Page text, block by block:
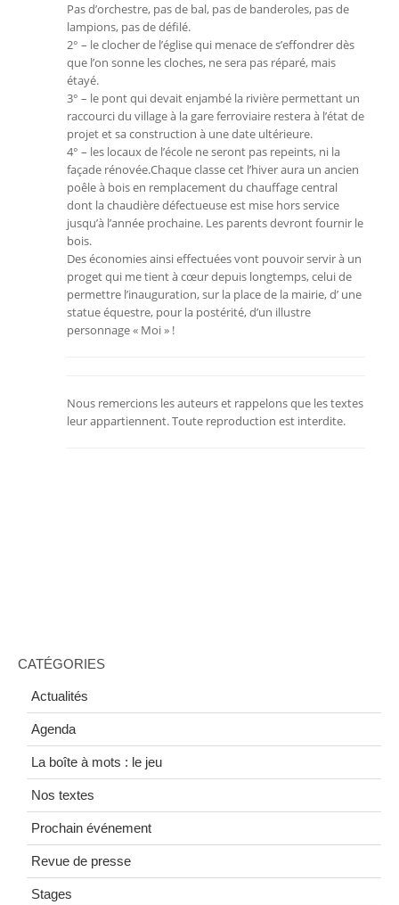
Pas d’orchestre, pas de bal, pas de banderoles, pas de
lampions, pas de défilé.
2° – le clocher de l’église qui menace de s’effondrer dès
que l’on sonne les cloches, ne sera pas réparé, mais
étayé.
3° – le pont qui devait enjambé la rivière permettant un
raccourci du village à la gare ferroviaire restera à l’état de
projet et sa construction à une date ultérieure.
4° – les locaux de l’école ne seront pas repeints, ni la
façade rénovée.Chaque classe cet l’hiver aura un ancien
poêle à bois en remplacement du chauffage central
dont la chaudière défectueuse est mise hors service
jusqu’à l’année prochaine. Les parents devront fournir le
bois.
Des économies ainsi effectuées vont pouvoir servir à un
proget qui me tient à cœur depuis longtemps, celui de
permettre l’inauguration, sur la place de la mairie, d’ une
statue équestre, pour la postérité, d’un illustre
personnage « Moi » !
Nous remercions les auteurs et rappelons que les textes
leur appartiennent. Toute reproduction est interdite.
CATÉGORIES
Actualités
Agenda
La boîte à mots : le jeu
Nos textes
Prochain événement
Revue de presse
Stages